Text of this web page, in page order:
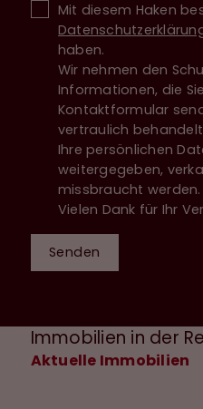
Mit diesem Haken
haben.
Wir nehmen den
Informationen, die
Kontaktformular
vertraulich
Ihre persönlichen
weitergegeben,
missbraucht werden.
Vielen Dank für Ihr
Senden
Immobilien in der
Aktuelle Immobilien